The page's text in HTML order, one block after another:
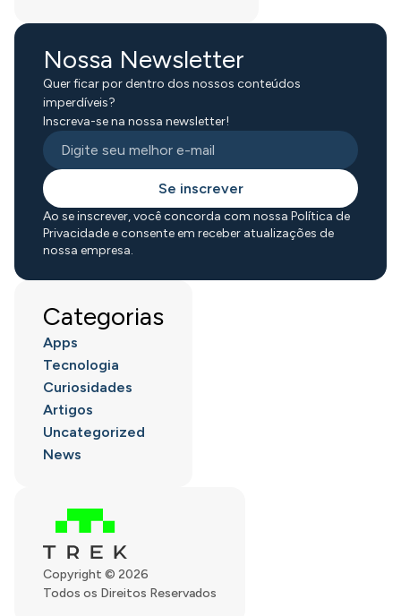
Copyright © 2026
Todos os Direitos Reservados
Nossa Newsletter
Quer ficar por dentro dos nossos conteúdos
imperdíveis?
Inscreva-se na nossa newsletter!
Se inscrever
Ao se inscrever, você concorda com nossa Política de
Privacidade e consente em receber atualizações de
nossa empresa.
Categorias
Apps
Tecnologia
Curiosidades
Artigos
Uncategorized
News